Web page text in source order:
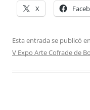
X
Esta entrada se publicó en
V Expo Arte Cofrade de